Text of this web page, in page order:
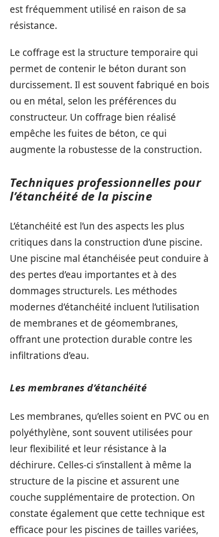
est fréquemment utilisé en raison de sa
résistance.
Le coffrage est la structure temporaire qui
permet de contenir le béton durant son
durcissement. Il est souvent fabriqué en bois
ou en métal, selon les préférences du
constructeur. Un coffrage bien réalisé
empêche les fuites de béton, ce qui
augmente la robustesse de la construction.
Techniques professionnelles pour
l’étanchéité de la piscine
L’étanchéité est l’un des aspects les plus
critiques dans la construction d’une piscine.
Une piscine mal étanchéisée peut conduire à
des pertes d’eau importantes et à des
dommages structurels. Les méthodes
modernes d’étanchéité incluent l’utilisation
de membranes et de géomembranes,
offrant une protection durable contre les
infiltrations d’eau.
Les membranes d’étanchéité
Les membranes, qu’elles soient en PVC ou en
polyéthylène, sont souvent utilisées pour
leur flexibilité et leur résistance à la
déchirure. Celles-ci s’installent à même la
structure de la piscine et assurent une
couche supplémentaire de protection. On
constate également que cette technique est
efficace pour les piscines de tailles variées,